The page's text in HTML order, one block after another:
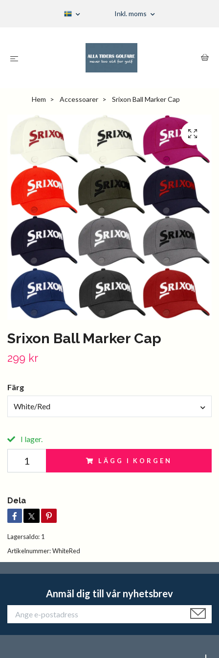
Inkl. moms
Hem Accessoarer Srixon Ball Marker Cap
Srixon Ball Marker Cap
299 kr
Färg
White/Red
I lager.
LÄGG I KORGEN
Dela
Lagersaldo: 1
Artikelnummer:WhiteRed
Anmäl dig till vår nyhetsbrev